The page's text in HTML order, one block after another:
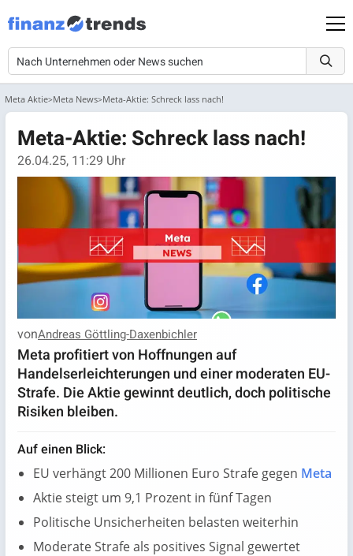
Meta Aktie Meta News Meta-Aktie: Schreck lass nach!
Meta-Aktie: Schreck lass nach!
26.04.25, 11:29 Uhr
vonAndreas Göttling-Daxenbichler
Meta profitiert von Hoffnungen auf
Handelserleichterungen und einer moderaten EU-
Strafe. Die Aktie gewinnt deutlich, doch politische
Risiken bleiben.
Auf einen Blick:
EU verhängt 200 Millionen Euro Strafe gegen Meta
Aktie steigt um 9,1 Prozent in fünf Tagen
Politische Unsicherheiten belasten weiterhin
Moderate Strafe als positives Signal gewertet